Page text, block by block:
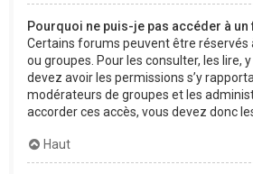
Pourquoi ne puis-je pas accéder à un
Certains forums peuvent être réservés
ou groupes. Pour les consulter, les lire,
devez avoir les permissions s’y
modérateurs de groupes et les
accorder ces accès, vous devez donc
Haut